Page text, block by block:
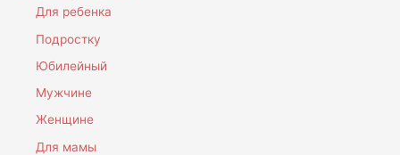
Для ребенка
Подростку
Юбилейный
Мужчине
Женщине
Для мамы